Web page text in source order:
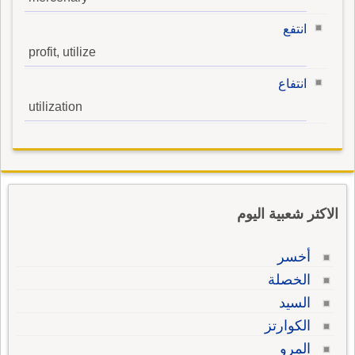
انتفع
profit, utilize
انتفاع
utilization
الاكثر شعبية اليوم
أخسر
الخصلة
السيد
الكوارتز
المرو